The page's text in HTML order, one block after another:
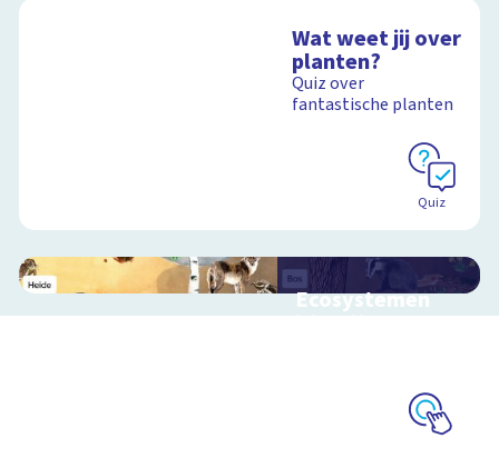
Wat weet jij over
planten?
Quiz over
fantastische planten
Quiz
Ecosystemen
Interactieve